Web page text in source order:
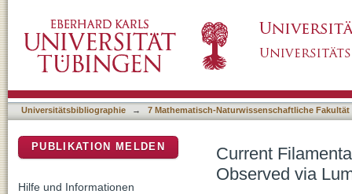
and Scanning Laser Thermal Microscopy
Universitätsbibliographie → 7 Mathematisch-Naturwissenschaftliche Fakultät
Current
Observed via
PUBLIKATION MELDEN
Hilfe und Informationen